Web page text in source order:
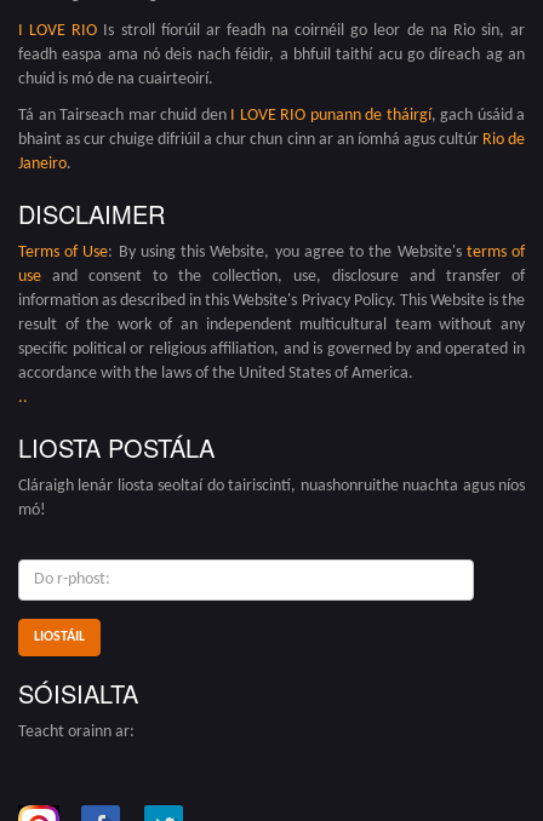
I LOVE RIO Is stroll fíorúil ar feadh na coirnéil go leor de na Rio sin, ar
feadh easpa ama nó deis nach féidir, a bhfuil taithí acu go díreach ag an
chuid is mó de na cuairteoirí.
Tá an Tairseach mar chuid den I LOVE RIO punann de tháirgí, gach úsáid a
bhaint as cur chuige difriúil a chur chun cinn ar an íomhá agus cultúr Rio de
Janeiro.
DISCLAIMER
Terms of Use: By using this Website, you agree to the Website's terms of
use and consent to the collection, use, disclosure and transfer of
information as described in this Website's Privacy Policy. This Website is the
result of the work of an independent multicultural team without any
specific political or religious affiliation, and is governed by and operated in
accordance with the laws of the United States of America.
..
LIOSTA POSTÁLA
Cláraigh lenár liosta seoltaí do tairiscintí, nuashonruithe nuachta agus níos
mó!
do
r-
phost:
SÓISIALTA
Teacht orainn ar: